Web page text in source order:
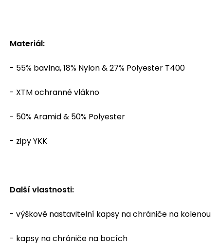
Materiál:
- 55% bavlna, 18% Nylon & 27% Polyester T400
- XTM ochranné vlákno
- 50% Aramid & 50% Polyester
- zipy YKK
Další vlastnosti:
- výškově nastavitelní kapsy na chrániče na kolenou
- kapsy na chrániče na bocích